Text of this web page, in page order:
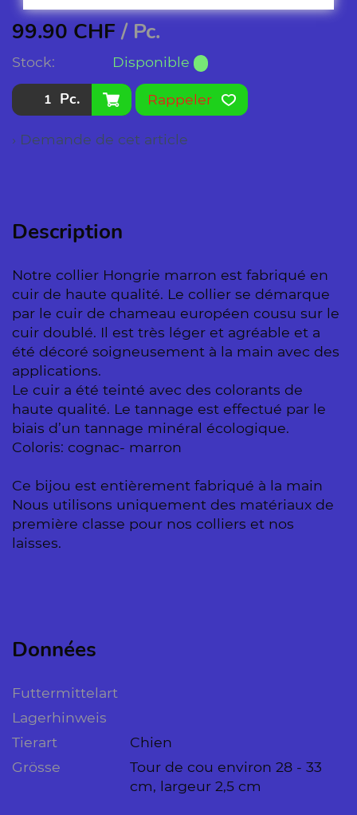
99.90 CHF/ Pc.
Stock: Disponible
Pc. Rappeler
› Demande de cet article
Description
Notre collier Hongrie marron est fabriqué en
cuir de haute qualité. Le collier se démarque
par le cuir de chameau européen cousu sur le
cuir doublé. Il est très léger et agréable et a
été décoré soigneusement à la main avec des
applications.
Le cuir a été teinté avec des colorants de
haute qualité. Le tannage est effectué par le
biais d’un tannage minéral écologique.
Coloris: cognac- marron
Ce bijou est entièrement fabriqué à la main
Nous utilisons uniquement des matériaux de
première classe pour nos colliers et nos
laisses.
Données
Futtermittelart
Lagerhinweis
Tierart
Chien
Grösse
Tour de cou environ 28 - 33
cm, largeur 2,5 cm